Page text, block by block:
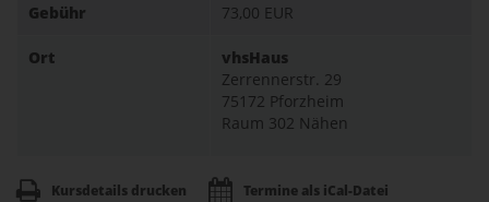
Gebühr 73,00 EUR
Ort
vhsHaus
Zerrennerstr. 29
75172 Pforzheim
Raum 302 Nähen
Kursdetails drucken Termine als iCal-Datei